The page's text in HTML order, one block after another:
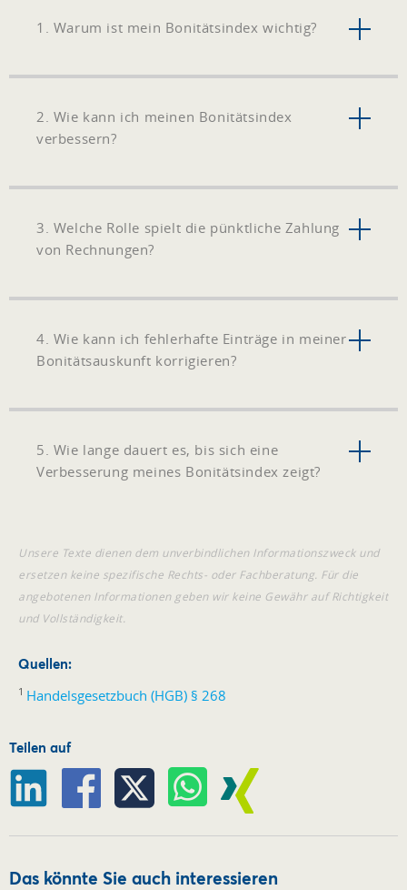
1. Warum ist mein Bonitätsindex wichtig?
2. Wie kann ich meinen Bonitätsindex
verbessern?
3. Welche Rolle spielt die pünktliche Zahlung
von Rechnungen?
4. Wie kann ich fehlerhafte Einträge in meiner
Bonitätsauskunft korrigieren?
5. Wie lange dauert es, bis sich eine
Verbesserung meines Bonitätsindex zeigt?
Unsere Texte dienen dem unverbindlichen Informationszweck und
ersetzen keine spezifische Rechts- oder Fachberatung. Für die
angebotenen Informationen geben wir keine Gewähr auf Richtigkeit
und Vollständigkeit.
Quellen:
1 Handelsgesetzbuch (HGB) § 268
Teilen auf
Das könnte Sie auch interessieren